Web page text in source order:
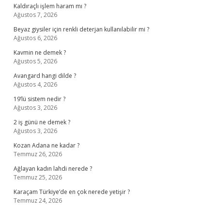
Kaldıraçlı işlem haram mı ?
Ağustos 7, 2026
Beyaz giysiler için renkli deterjan kullanılabilir mi ?
Ağustos 6, 2026
Kavmin ne demek ?
Ağustos 5, 2026
Avangard hangi dilde ?
Ağustos 4, 2026
19’lü sistem nedir ?
Ağustos 3, 2026
2 iş günü ne demek ?
Ağustos 3, 2026
Kozan Adana ne kadar ?
Temmuz 26, 2026
Ağlayan kadın lahdi nerede ?
Temmuz 25, 2026
Karaçam Türkiye’de en çok nerede yetişir ?
Temmuz 24, 2026